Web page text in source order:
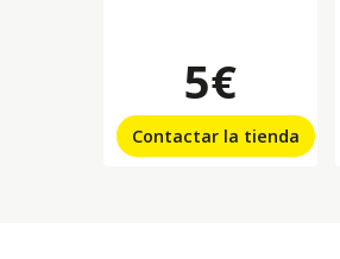
5€
Contactar la tienda